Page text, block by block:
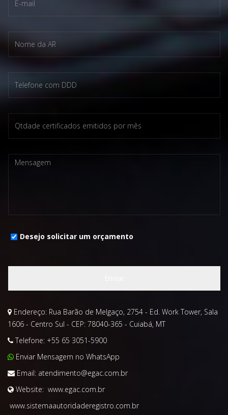
Desejo solicitar um orçamento
Endereço: Rua Barão de Melgaço, 2754 - Ed. Work Tower, Sala
1606 - Centro Sul - CEP: 78040-365 - Cuiabá, MT
Telefone: +55 65 3051-5900
Enviar Mensagem no WhatsApp
Email: atendimento@egac.com.br
Website: www.egac.com.br
www.sistemaautoridaderegistro.com.br